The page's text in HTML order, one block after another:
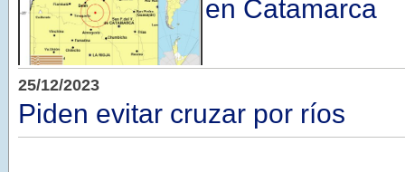
en Catamarca
25/12/2023
Piden evitar cruzar por ríos